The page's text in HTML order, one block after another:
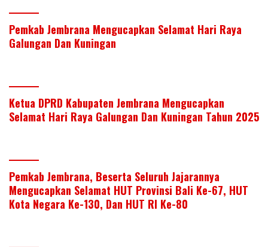
Pemkab Jembrana Mengucapkan Selamat Hari Raya
Galungan Dan Kuningan
Ketua DPRD Kabupaten Jembrana Mengucapkan
Selamat Hari Raya Galungan Dan Kuningan Tahun 2025
Pemkab Jembrana, Beserta Seluruh Jajarannya
Mengucapkan Selamat HUT Provinsi Bali Ke-67, HUT
Kota Negara Ke-130, Dan HUT RI Ke-80